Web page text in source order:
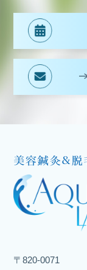
〒820-0071